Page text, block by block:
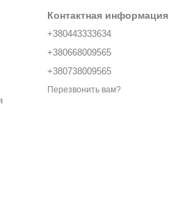
Контактная информация
+380443333634
+380668009565
+380738009565
Перезвонить вам?